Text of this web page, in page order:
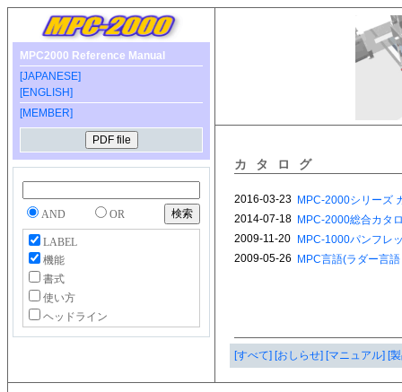
MPC2000 Reference Manual
[JAPANESE]
[ENGLISH]
[MEMBER]
AND OR
LABEL
機能
書式
使い方
ヘッドライン
カタログ
[すべて] [おしらせ] [マニュアル] [